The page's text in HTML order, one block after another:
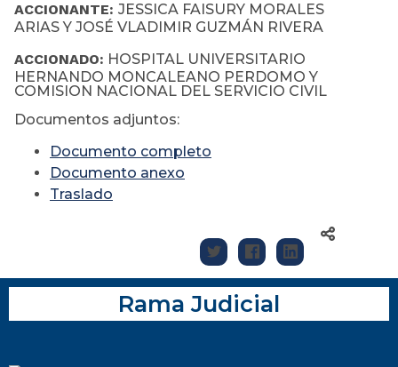
ACCIONANTE: JESSICA FAISURY MORALES
ARIAS Y JOSÉ VLADIMIR GUZMÁN RIVERA
ACCIONADO: HOSPITAL UNIVERSITARIO
HERNANDO MONCALEANO PERDOMO Y
COMISION NACIONAL DEL SERVICIO CIVIL
Documentos adjuntos:
Documento completo
Documento anexo
Traslado
Rama Judicial